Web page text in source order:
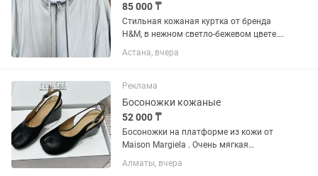
85 000 ₸
Стильная кожаная куртка от бренда
H&M, в нежном светло-бежевом цвете.
Размер XS Натуральная кожа 100%
Made in Turkey ! Новая с этикеткой,
Покупался за 119 000тг
Астана, вчера
Реклама
Босоножки кожаные
52 000 ₸
Босоножки на платформе из кожи от
Maison Margiela . Очень мягкая
натуральная кожа. Босоножки 37
размера. Покупала за 58000 тг есть
Алматы, вчера